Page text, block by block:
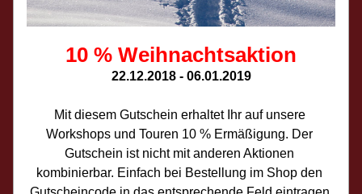
10 % Weihnachtsaktion
22.12.2018 - 06.01.2019
Mit diesem Gutschein erhaltet Ihr auf unsere
Workshops und Touren 10 % Ermäßigung. Der
Gutschein ist nicht mit anderen Aktionen
kombinierbar. Einfach bei Bestellung im Shop den